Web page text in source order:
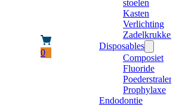
0
stoelen
Kasten
Verlichting
Zadelkrukken
Disposables
Composiet
Fluoride
Poederstraler
Prophylaxe
Endodontie